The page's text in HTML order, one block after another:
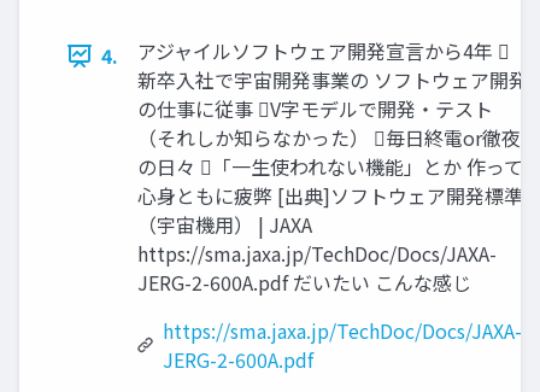
4.
アジャイルソフトウェア開発宣言から4年 
新卒入社で宇宙開発事業の ソフトウェア開発
の仕事に従事 V字モデルで開発・テスト
（それしか知らなかった） 毎日終電or徹夜
の日々 「一生使われない機能」とか 作って
心身ともに疲弊 [出典]ソフトウェア開発標準
（宇宙機用） | JAXA
https://sma.jaxa.jp/TechDoc/Docs/JAXA-
JERG-2-600A.pdf だいたい こんな感じ
https://sma.jaxa.jp/TechDoc/Docs/JAXA-
JERG-2-600A.pdf